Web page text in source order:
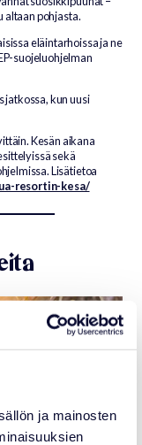
ja mainosten
altaan pohjasta.
eläintarhoissa ja ne
suojeluohjelman
jatkossa, kun uusi
Kesän aikana
sekä
Lisätietoa
resortin-kesa/